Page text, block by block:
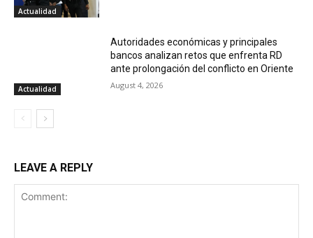
Actualidad
Actualidad
Autoridades económicas y principales
bancos analizan retos que enfrenta RD
ante prolongación del conflicto en Oriente
August 4, 2026
LEAVE A REPLY